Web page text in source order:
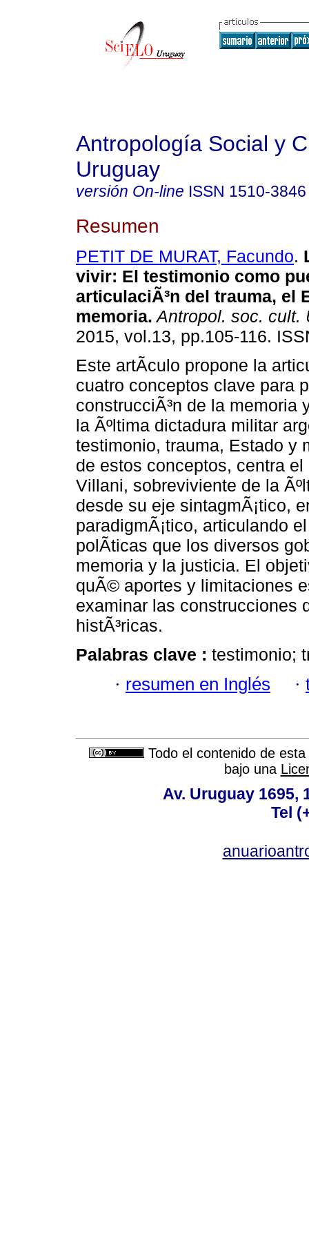
Antropología Social y
Uruguay
versión On-line ISSN 1510-3846
Resumen
PETIT DE MURAT, Facundo.
vivir: El testimonio como
articulaciÃ³n del trauma, el
memoria. Antropol. soc. cult.
2015, vol.13, pp.105-116.
Este artÃ­culo propone la
cuatro conceptos clave para
construcciÃ³n de la memoria
la Ãºltima dictadura militar
testimonio, trauma, Estado y
de estos conceptos, centra
Villani, sobreviviente de la
desde su eje sintagmÃ¡tico,
paradigmÃ¡tico, articulando
polÃ­ticas que los diversos
memoria y la justicia. El
quÃ© aportes y limitaciones
examinar las construcciones
histÃ³ricas.
Palabras clave : testimonio;
· resumen en Inglés ·
Todo el contenido de
bajo una
Av. Uruguay 1695,
Tel